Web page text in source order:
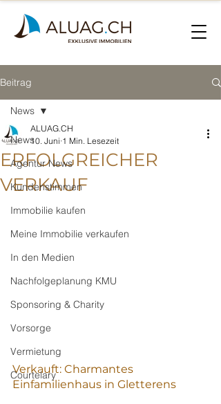
Beitrag
News
Agentur News
Kundenstimmen
Immobilie kaufen
Meine Immobilie verkaufen
In den Medien
Nachfolgeplanung KMU
Sponsoring & Charity
Vorsorge
Vermietung
Courtelary
News
ERFOLGREICHER
VERKAUF
ALUAG.CH
10. Juni 1 Min. Lesezeit
Verkauft: Charmantes
Einfamilienhaus in Gletterens